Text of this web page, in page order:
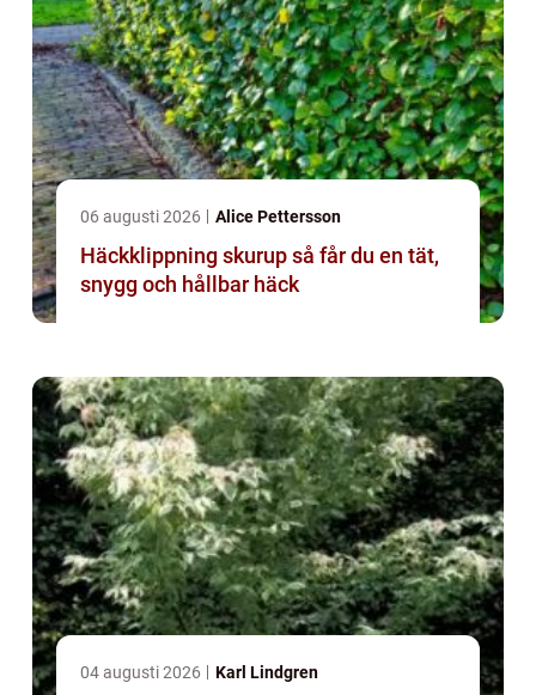
06 augusti 2026 Alice Pettersson
Häckklippning skurup så får du en tät,
snygg och hållbar häck
04 augusti 2026 Karl Lindgren